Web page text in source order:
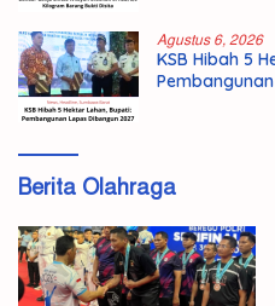
Agustus 6, 2026
KSB Hibah 5
Berita Olahraga